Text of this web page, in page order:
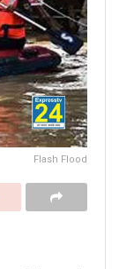
Flash Flood